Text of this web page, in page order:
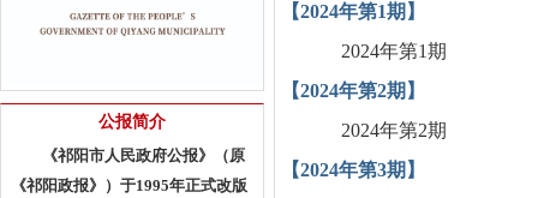
公报简介
《祁阳市人民政府公报》（原
《祁阳政报》）于1995年正式改版
【2024年第1期】
2024年第1期
【2024年第2期】
2024年第2期
【2024年第3期】